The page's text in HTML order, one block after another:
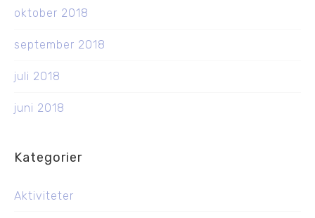
oktober 2018
september 2018
juli 2018
juni 2018
Kategorier
Aktiviteter